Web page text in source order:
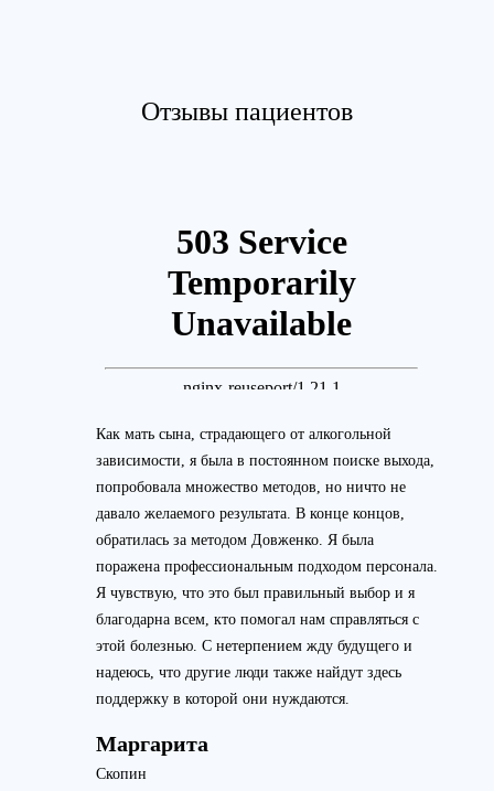
Отзывы пациентов
Как мать сына, страдающего от алкогольной
зависимости, я была в постоянном поиске выхода,
попробовала множество методов, но ничто не
давало желаемого результата. В конце концов,
обратилась за методом Довженко. Я была
поражена профессиональным подходом персонала.
Я чувствую, что это был правильный выбор и я
благодарна всем, кто помогал нам справляться с
этой болезнью. С нетерпением жду будущего и
надеюсь, что другие люди также найдут здесь
поддержку в которой они нуждаются.
Маргарита
Скопин